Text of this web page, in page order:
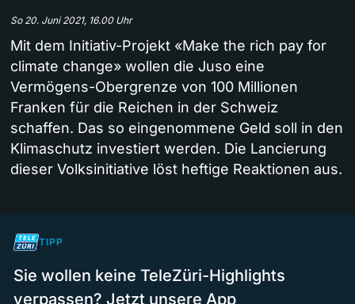
So 20. Juni 2021, 16.00 Uhr
Mit dem Initiativ-Projekt «Make the rich pay for
climate change» wollen die Juso eine
Vermögens-Obergrenze von 100 Millionen
Franken für die Reichen in der Schweiz
schaffen. Das so eingenommene Geld soll in den
Klimaschutz investiert werden. Die Lancierung
dieser Volksinitiative löst heftige Reaktionen aus.
TIPP
Sie wollen keine TeleZüri-Highlights
verpassen? Jetzt unsere App